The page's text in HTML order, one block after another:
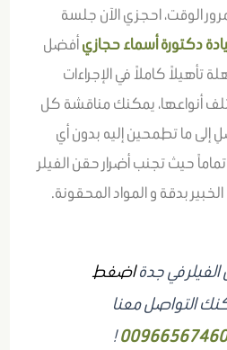
الوقت، احجزي الآن جلسة
دكتورة أسماء حجازيأفضل
تأهيلاً كاملاً في الإجراءات
أنواعها، يمكنك مناقشة كل
إلى ما تطمحين إليه بدون أي
حيث تجنب أضرار حقن الفيلر
بدقة و المواد المحقونة.
في جدةاضغط
التواصل معنا
!